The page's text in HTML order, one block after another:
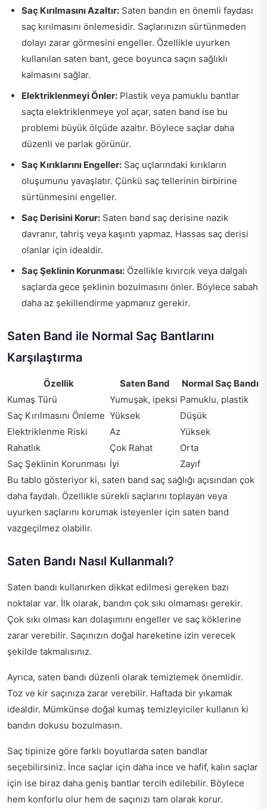
Saç Kırılmasını Azaltır: Saten bandın en önemli faydası
saç kırılmasını önlemesidir. Saçlarınızın sürtünmeden
dolayı zarar görmesini engeller. Özellikle uyurken
kullanılan saten bant, gece boyunca saçın sağlıklı
kalmasını sağlar.
Elektriklenmeyi Önler: Plastik veya pamuklu bantlar
saçta elektriklenmeye yol açar, saten band ise bu
problemi büyük ölçüde azaltır. Böylece saçlar daha
düzenli ve parlak görünür.
Saç Kırıklarını Engeller: Saç uçlarındaki kırıkların
oluşumunu yavaşlatır. Çünkü saç tellerinin birbirine
sürtünmesini engeller.
Saç Derisini Korur: Saten band saç derisine nazik
davranır, tahriş veya kaşıntı yapmaz. Hassas saç derisi
olanlar için idealdir.
Saç Şeklinin Korunması: Özellikle kıvırcık veya dalgalı
saçlarda gece şeklinin bozulmasını önler. Böylece sabah
daha az şekillendirme yapmanız gerekir.
Saten Band ile Normal Saç Bantlarını
Karşılaştırma
Özellik Saten Band
Normal Saç Bandı
Kumaş Türü
Yumuşak, ipeksi Pamuklu, plastik
Saç Kırılmasını Önleme Yüksek
Düşük
Elektriklenme Riski
Az
Yüksek
Rahatlık
Çok Rahat
Orta
Saç Şeklinin Korunması İyi
Zayıf
Bu tablo gösteriyor ki, saten band saç sağlığı açısından çok
daha faydalı. Özellikle sürekli saçlarını toplayan veya
uyurken saçlarını korumak isteyenler için saten band
vazgeçilmez olabilir.
Saten Bandı Nasıl Kullanmalı?
Saten bandı kullanırken dikkat edilmesi gereken bazı
noktalar var. İlk olarak, bandın çok sıkı olmaması gerekir.
Çok sıkı olması kan dolaşımını engeller ve saç köklerine
zarar verebilir. Saçınızın doğal hareketine izin verecek
şekilde takmalısınız.
Ayrıca, saten bandı düzenli olarak temizlemek önemlidir.
Toz ve kir saçınıza zarar verebilir. Haftada bir yıkamak
idealdir. Mümkünse doğal kumaş temizleyiciler kullanın ki
bandın dokusu bozulmasın.
Saç tipinize göre farklı boyutlarda saten bandlar
seçebilirsiniz. İnce saçlar için daha ince ve hafif, kalın saçlar
için ise biraz daha geniş bantlar tercih edilebilir. Böylece
hem konforlu olur hem de saçınızı tam olarak korur.